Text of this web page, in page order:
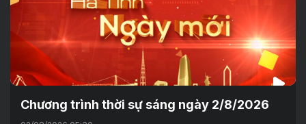
Chương trình thời sự sáng ngày 2/8/2026